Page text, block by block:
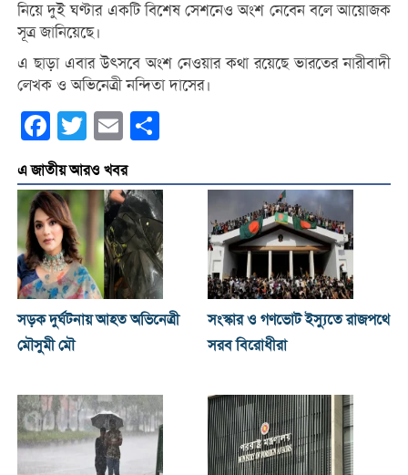
নিয়ে দুই ঘণ্টার একটি বিশেষ সেশনেও অংশ নেবেন বলে আয়োজক
সূত্র জানিয়েছে।
এ ছাড়া এবার উৎসবে অংশ নেওয়ার কথা রয়েছে ভারতের নারীবাদী
লেখক ও অভিনেত্রী নন্দিতা দাসের।
Facebook
Twitter Email
এ জাতীয় আরও খবর
সড়ক দুর্ঘটনায় আহত অভিনেত্রী
মৌসুমী মৌ
সংস্কার ও গণভোট ইস্যুতে রাজপথে
সরব বিরোধীরা